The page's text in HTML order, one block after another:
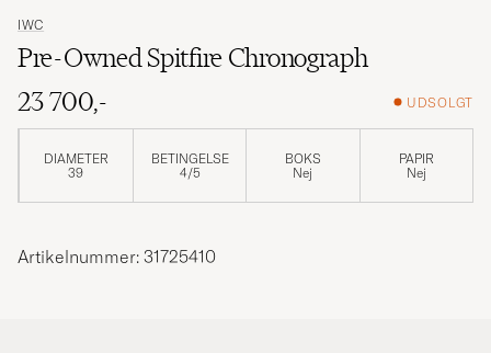
IWC
Pre-Owned Spitfire Chronograph
23 700,-
UDSOLGT
DIAMETER
39
BETINGELSE
4/5
BOKS
Nej
PAPIR
Nej
Artikelnummer: 31725410